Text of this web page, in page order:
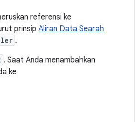
referensi ke
prinsip Aliran Data Searah
.
. Saat Anda menambahkan
ke